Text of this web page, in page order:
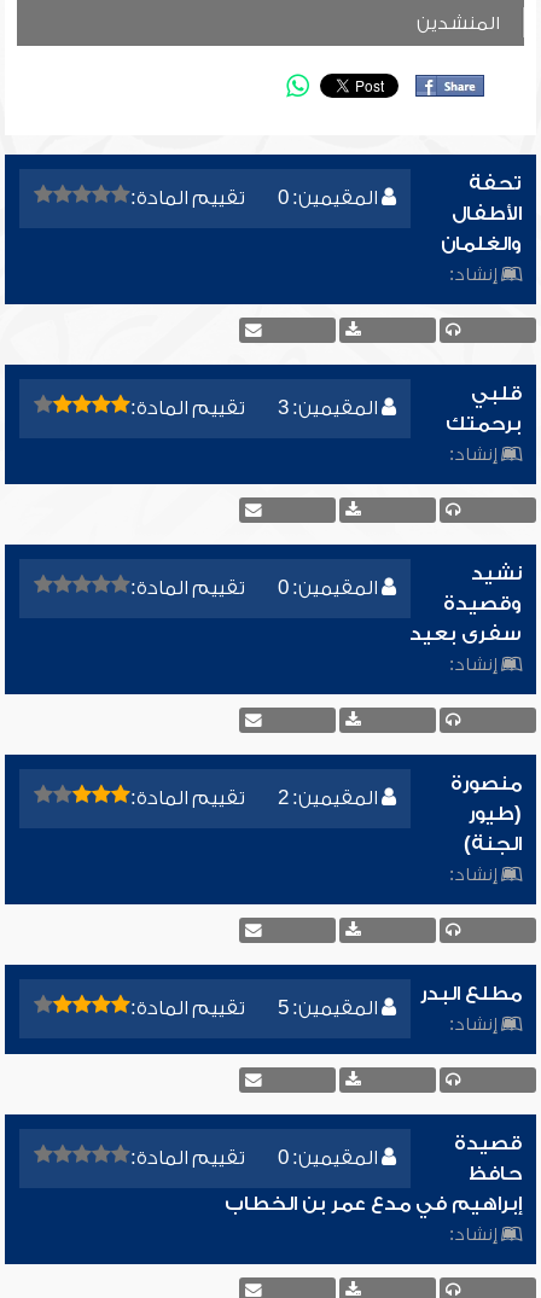
المنشدين
المقيمين: 0 تقييم المادة:
تحفة
الأطفال
والغلمان
إنشاد:
المقيمين: 3 تقييم المادة:
قلبي
برحمتك
إنشاد:
المقيمين: 0 تقييم المادة:
نشيد
وقصيدة
سفرى بعيد
إنشاد:
المقيمين: 2 تقييم المادة:
منصورة
(طيور
الجنة)
إنشاد:
المقيمين: 5 تقييم المادة:
مطلع البدر
إنشاد:
المقيمين: 0 تقييم المادة:
قصيدة
حافظ
إبراهيم في مدع عمر بن الخطاب
إنشاد: